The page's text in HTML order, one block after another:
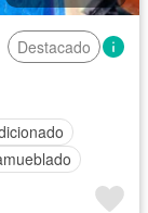
Destacado